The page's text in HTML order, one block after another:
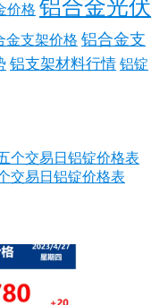
价格 铝合金光伏
金支架价格 铝合金支
铝支架材料行情 铝锭
交易日铝锭价格表